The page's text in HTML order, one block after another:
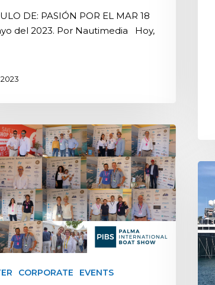
DE: PASIÓN POR EL MAR 18
del 2023. Por Nautimedia Hoy,
CORPORATE EVENTS